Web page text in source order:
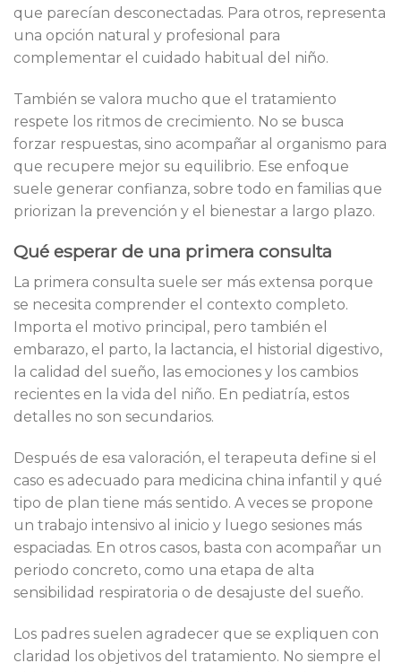
que parecían desconectadas. Para otros, representa
una opción natural y profesional para
complementar el cuidado habitual del niño.
También se valora mucho que el tratamiento
respete los ritmos de crecimiento. No se busca
forzar respuestas, sino acompañar al organismo para
que recupere mejor su equilibrio. Ese enfoque
suele generar confianza, sobre todo en familias que
priorizan la prevención y el bienestar a largo plazo.
Qué esperar de una primera consulta
La primera consulta suele ser más extensa porque
se necesita comprender el contexto completo.
Importa el motivo principal, pero también el
embarazo, el parto, la lactancia, el historial digestivo,
la calidad del sueño, las emociones y los cambios
recientes en la vida del niño. En pediatría, estos
detalles no son secundarios.
Después de esa valoración, el terapeuta define si el
caso es adecuado para medicina china infantil y qué
tipo de plan tiene más sentido. A veces se propone
un trabajo intensivo al inicio y luego sesiones más
espaciadas. En otros casos, basta con acompañar un
periodo concreto, como una etapa de alta
sensibilidad respiratoria o de desajuste del sueño.
Los padres suelen agradecer que se expliquen con
claridad los objetivos del tratamiento. No siempre el